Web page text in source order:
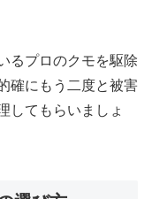
るプロのクモを駆除
確にもう二度と被害
してもらいましょ